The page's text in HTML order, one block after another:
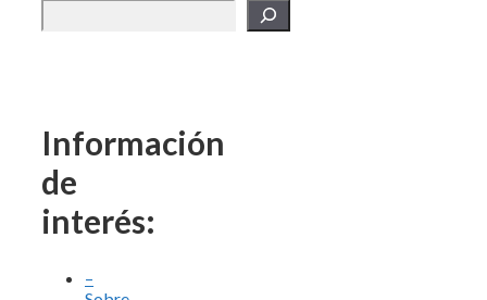
Información
de
interés:
–